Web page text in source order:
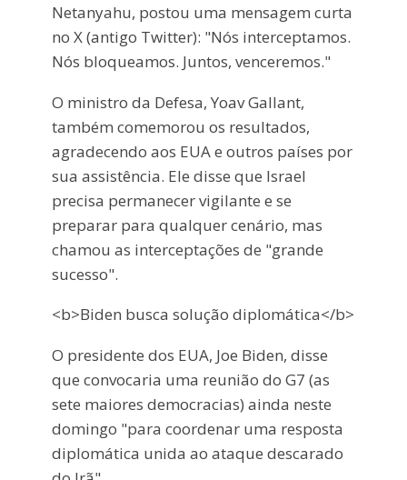
Netanyahu, postou uma mensagem curta
no X (antigo Twitter): "Nós interceptamos.
Nós bloqueamos. Juntos, venceremos."
O ministro da Defesa, Yoav Gallant,
também comemorou os resultados,
agradecendo aos EUA e outros países por
sua assistência. Ele disse que Israel
precisa permanecer vigilante e se
preparar para qualquer cenário, mas
chamou as interceptações de "grande
sucesso".
<b>Biden busca solução diplomática</b>
O presidente dos EUA, Joe Biden, disse
que convocaria uma reunião do G7 (as
sete maiores democracias) ainda neste
domingo "para coordenar uma resposta
diplomática unida ao ataque descarado